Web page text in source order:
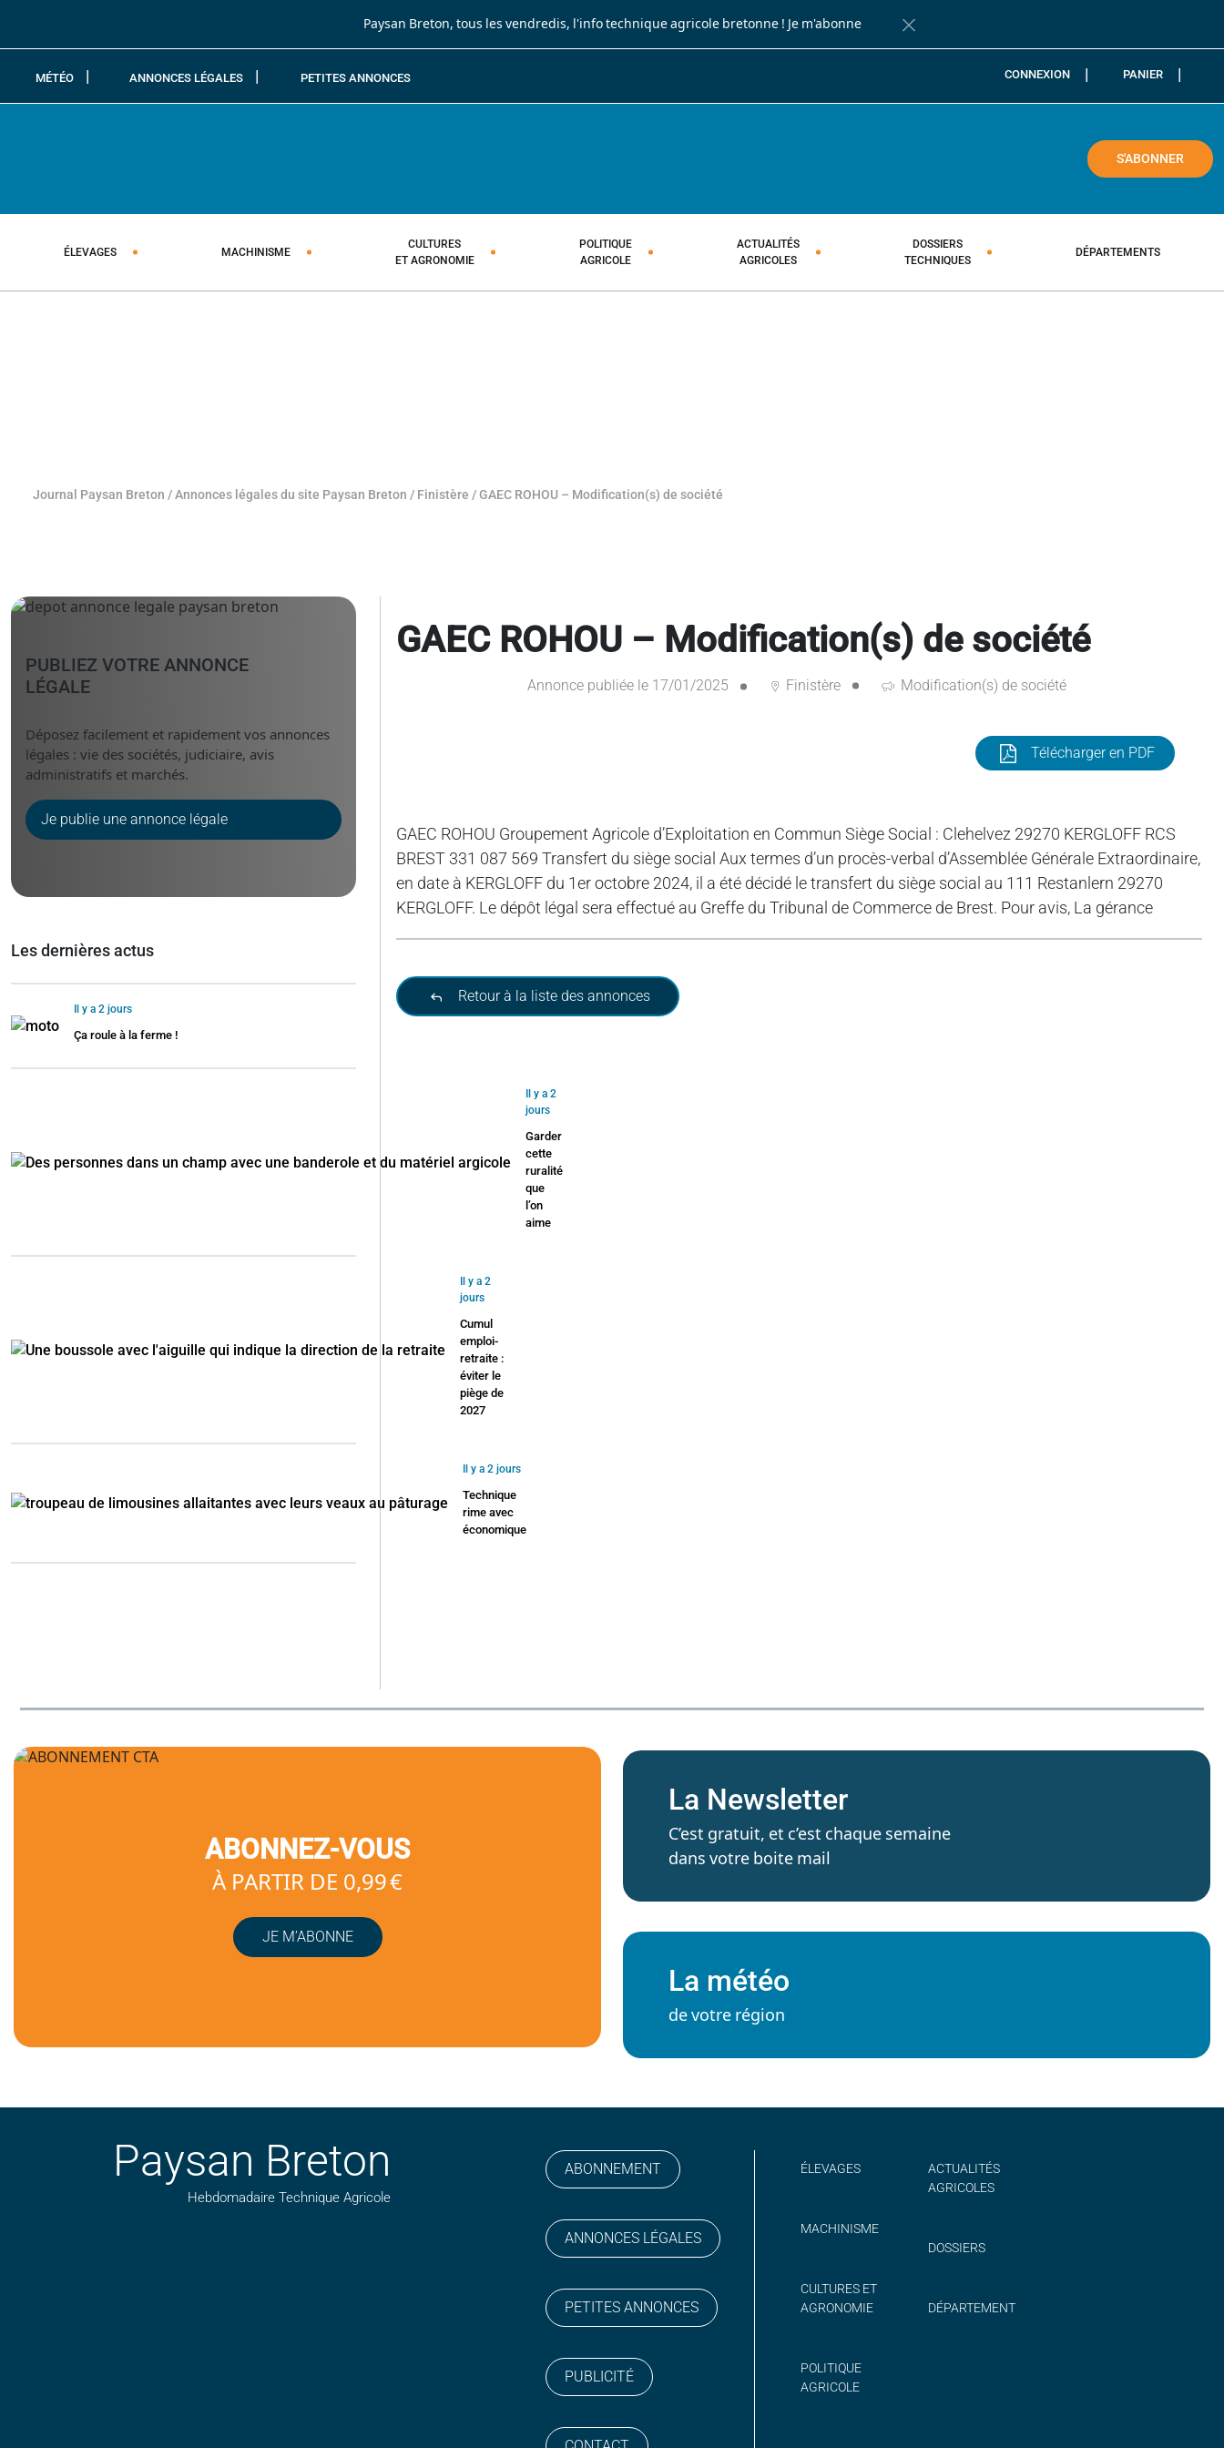
Paysan Breton, tous les vendredis, l'info technique agricole bretonne ! Je m'abonne
Fermer la barre de notification
MÉTÉO ANNONCES LÉGALES PETITES ANNONCES CONNEXION PANIER
S'ABONNER
ÉLEVAGES MACHINISME
CULTURES
ET AGRONOMIE
POLITIQUE
AGRICOLE
ACTUALITÉS
AGRICOLES
DOSSIERS
TECHNIQUES
DÉPARTEMENTS
Journal Paysan Breton /Annonces légales du site Paysan Breton / Finistère /GAEC ROHOU – Modification(s) de société
GAEC ROHOU – Modification(s) de société
Annonce publiée le 17/01/2025 Finistère Modification(s) de société
Télécharger en PDF
GAEC ROHOU Groupement Agricole d’Exploitation en Commun Siège Social : Clehelvez 29270 KERGLOFF RCS
BREST 331 087 569 Transfert du siège social Aux termes d’un procès-verbal d’Assemblée Générale Extraordinaire,
en date à KERGLOFF du 1er octobre 2024, il a été décidé le transfert du siège social au 111 Restanlern 29270
KERGLOFF. Le dépôt légal sera effectué au Greffe du Tribunal de Commerce de Brest. Pour avis, La gérance
Retour à la liste des annonces
PUBLIEZ VOTRE ANNONCE
LÉGALE
Déposez facilement et rapidement vos annonces
légales : vie des sociétés, judiciaire, avis
administratifs et marchés.
Je publie une annonce légale
Les dernières actus
Il y a 2 jours
Ça roule à la ferme !
Il y a 2
jours
Garder
cette
ruralité
que
l’on
aime
Il y a 2
jours
Cumul
emploi-
retraite :
éviter le
piège de
2027
Il y a 2 jours
Technique
rime avec
économique
ABONNEZ-VOUS
À PARTIR DE 0,99 €
JE M’ABONNE
La Newsletter
C’est gratuit, et c’est chaque semaine
dans votre boite mail
La météo
de votre région
Paysan Breton
Hebdomadaire Technique Agricole
ABONNEMENT
ANNONCES LÉGALES
PETITES ANNONCES
PUBLICITÉ
ÉLEVAGES
MACHINISME
CULTURES ET
AGRONOMIE
POLITIQUE
AGRICOLE
ACTUALITÉS
AGRICOLES
DOSSIERS
DÉPARTEMENT